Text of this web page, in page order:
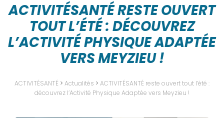
ACTIVITÉSANTÉ RESTE OUVERT
TOUT L’ÉTÉ : DÉCOUVREZ
L’ACTIVITÉ PHYSIQUE ADAPTÉE
VERS MEYZIEU !
ACTIVITÉSANTÉ > Actualités > ACTIVITÉSANTÉ reste ouvert tout l’été :
découvrez l’Activité Physique Adaptée vers Meyzieu !